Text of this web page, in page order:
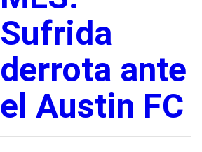
Sufrida
derrota ante
el Austin FC